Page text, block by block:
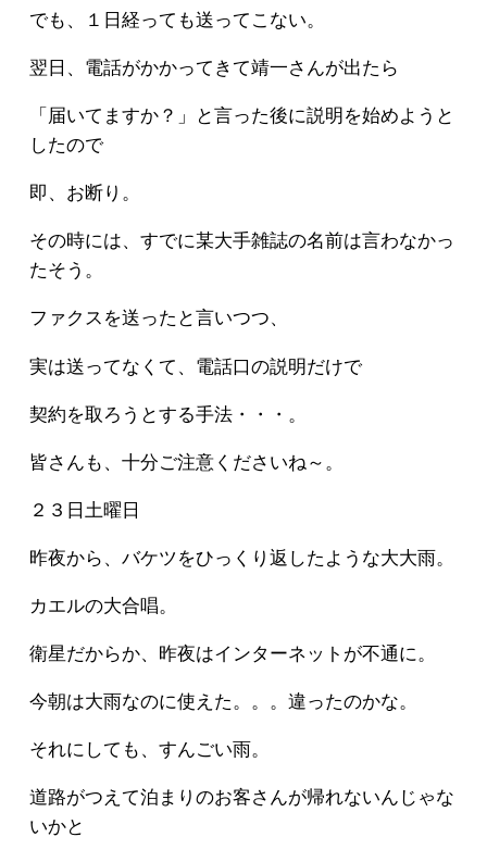
でも、１日経っても送ってこない。
翌日、電話がかかってきて靖一さんが出たら
「届いてますか？」と言った後に説明を始めようと
したので
即、お断り。
その時には、すでに某大手雑誌の名前は言わなかっ
たそう。
ファクスを送ったと言いつつ、
実は送ってなくて、電話口の説明だけで
契約を取ろうとする手法・・・。
皆さんも、十分ご注意くださいね～。
２３日土曜日
昨夜から、バケツをひっくり返したような大大雨。
カエルの大合唱。
衛星だからか、昨夜はインターネットが不通に。
今朝は大雨なのに使えた。。。違ったのかな。
それにしても、すんごい雨。
道路がつえて泊まりのお客さんが帰れないんじゃな
いかと